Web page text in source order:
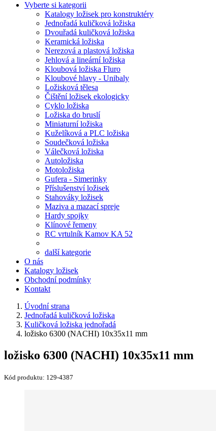
Vyberte si kategorii
Katalogy ložisek pro konstruktéry
Jednořadá kuličková ložiska
Dvouřadá kuličková ložiska
Keramická ložiska
Nerezová a plastová ložiska
Jehlová a lineární ložiska
Kloubová ložiska Fluro
Kloubové hlavy - Unibaly
Ložisková tělesa
Čištění ložisek ekologicky
Cyklo ložiska
Ložiska do bruslí
Miniaturní ložiska
Kuželíková a PLC ložiska
Soudečková ložiska
Válečková ložiska
Autoložiska
Motoložiska
Gufera - Simerinky
Příslušenství ložisek
Stahováky ložisek
Maziva a mazací spreje
Hardy spojky
Klínové řemeny
RC vrtulník Kamov KA 52
další kategorie
O nás
Katalogy ložisek
Obchodní podmínky
Kontakt
Úvodní strana
Jednořadá kuličková ložiska
Kuličková ložiska jednořadá
ložisko 6300 (NACHI) 10x35x11 mm
ložisko 6300 (NACHI) 10x35x11 mm
Kód produktu: 129-4387